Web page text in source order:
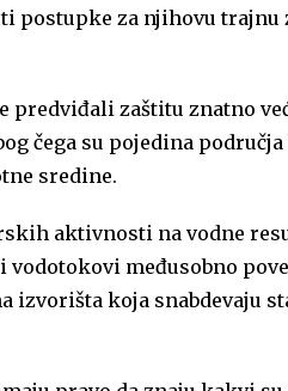
postupke za njihovu trajnu
zaštitu znatno
čega su pojedina
sredine.
aktivnosti na vodne
međusobno
izvorišta koja snabdevaju